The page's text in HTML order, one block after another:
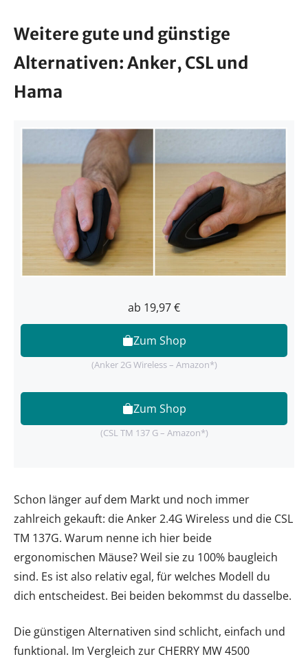
Weitere gute und günstige
Alternativen: Anker, CSL und
Hama
ab 19,97 €
Zum Shop
(Anker 2G Wireless – Amazon*)
Zum Shop
(CSL TM 137 G – Amazon*)
Schon länger auf dem Markt und noch immer
zahlreich gekauft: die Anker 2.4G Wireless und die CSL
TM 137G. Warum nenne ich hier beide
ergonomischen Mäuse? Weil sie zu 100% baugleich
sind. Es ist also relativ egal, für welches Modell du
dich entscheidest. Bei beiden bekommst du dasselbe.
Die günstigen Alternativen sind schlicht, einfach und
funktional. Im Vergleich zur CHERRY MW 4500